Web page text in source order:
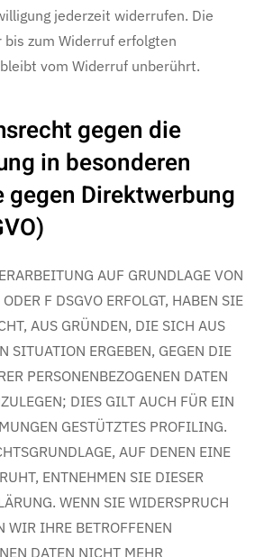
jederzeit widerrufen. Die
zum Widerruf erfolgten
vom Widerruf unberührt.
gegen die
in besonderen
gegen Direktwerbung
AUF GRUNDLAGE VON
F DSGVO ERFOLGT, HABEN SIE
AUS GRÜNDEN, DIE SICH AUS
SITUATION ERGEBEN, GEGEN DIE
PERSONENBEZOGENEN DATEN
DIES GILT AUCH FÜR EIN
GESTÜTZTES PROFILING.
AUF DENEN EINE
ENTNEHMEN SIE DIESER
WENN SIE WIDERSPRUCH
WIR IHRE BETROFFENEN
DATEN NICHT MEHR